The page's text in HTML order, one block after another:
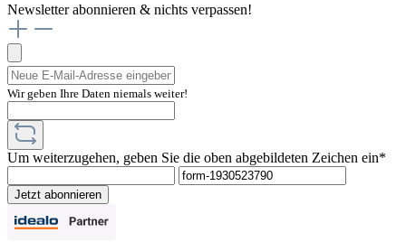
Newsletter abonnieren & nichts verpassen!
Wir geben Ihre Daten niemals weiter!
Um weiterzugehen, geben Sie die oben abgebildeten Zeichen ein*
Jetzt abonnieren